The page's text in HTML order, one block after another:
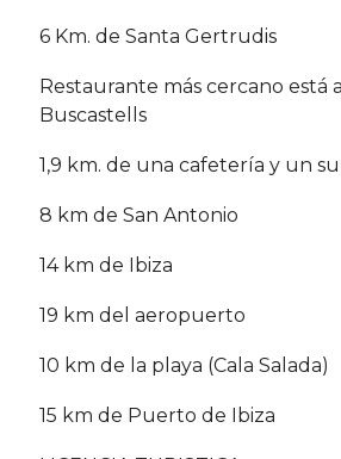
6 Km. de Santa Gertrudis
Restaurante más cercano está
Buscastells
1,9 km. de una cafetería y un
8 km de San Antonio
14 km de Ibiza
19 km del aeropuerto
10 km de la playa (Cala Salada)
15 km de Puerto de Ibiza